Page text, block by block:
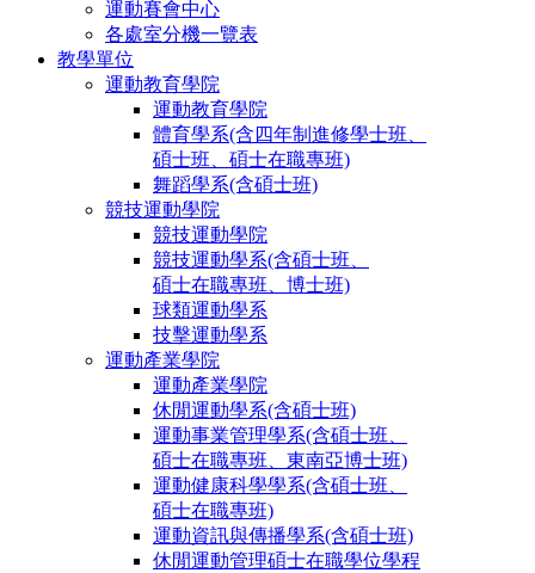
運動賽會中心
各處室分機一覽表
教學單位
運動教育學院
運動教育學院
體育學系(含四年制進修學士班、
碩士班、碩士在職專班)
舞蹈學系(含碩士班)
競技運動學院
競技運動學院
競技運動學系(含碩士班、
碩士在職專班、博士班)
球類運動學系
技擊運動學系
運動產業學院
運動產業學院
休閒運動學系(含碩士班)
運動事業管理學系(含碩士班、
碩士在職專班、東南亞博士班)
運動健康科學學系(含碩士班、
碩士在職專班)
運動資訊與傳播學系(含碩士班)
休閒運動管理碩士在職學位學程